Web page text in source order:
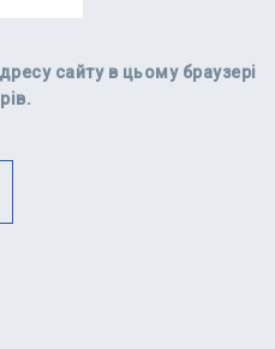
сайту в цьому браузері